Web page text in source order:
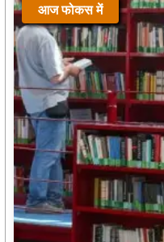
आज फोकस में